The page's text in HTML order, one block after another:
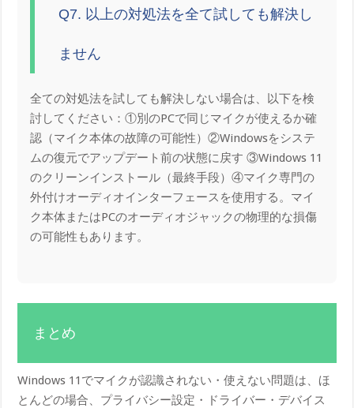
Q7. 以上の対処法を全て試しても解決し
ません
全ての対処法を試しても解決しない場合は、以下を検
討してください：①別のPCで同じマイクが使えるか確
認（マイク本体の故障の可能性）②Windowsをシステ
ムの復元でアップデート前の状態に戻す ③Windows 11
のクリーンインストール（最終手段）④マイク専門の
外付けオーディオインターフェースを使用する。マイ
ク本体またはPCのオーディオジャックの物理的な損傷
の可能性もあります。
まとめ
Windows 11でマイクが認識されない・使えない問題は、ほ
とんどの場合、プライバシー設定・ドライバー・デバイス